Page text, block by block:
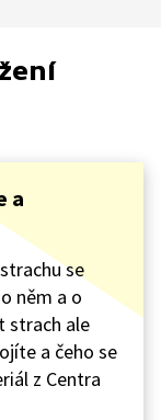
a
se
něm a o
strach ale
a čeho se
z Centra